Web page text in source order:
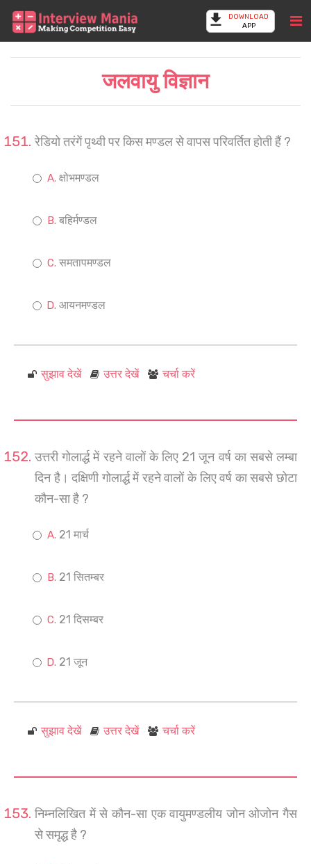
DOWNLOAD
APP
जलवायु विज्ञान
रेडियो तरंगें पृथ्वी पर किस मण्डल से वापस परिवर्तित होती हैं ?
क्षोभमण्डल
बहिर्मण्डल
समतापमण्डल
आयनमण्डल
सुझाव देखें उत्तर देखें चर्चा करें
उत्तरी गोलार्द्ध में रहने वालों के लिए 21 जून वर्ष का सबसे लम्बा
दिन है। दक्षिणी गोलार्द्ध में रहने वालों के लिए वर्ष का सबसे छोटा
कौन-सा है ?
21 मार्च
21 सितम्बर
21 दिसम्बर
21 जून
सुझाव देखें उत्तर देखें चर्चा करें
निम्नलिखित में से कौन-सा एक वायुमण्डलीय जोन ओजोन गैस
से समृद्ध है ?